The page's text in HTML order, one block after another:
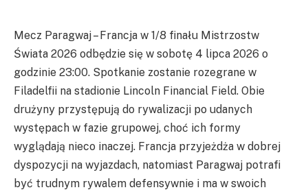
Mecz Paragwaj – Francja w 1/8 finału Mistrzostw
Świata 2026 odbędzie się w sobotę 4 lipca 2026 o
godzinie 23:00. Spotkanie zostanie rozegrane w
Filadelfii na stadionie Lincoln Financial Field. Obie
drużyny przystępują do rywalizacji po udanych
występach w fazie grupowej, choć ich formy
wyglądają nieco inaczej. Francja przyjeżdża w dobrej
dyspozycji na wyjazdach, natomiast Paragwaj potrafi
być trudnym rywalem defensywnie i ma w swoich